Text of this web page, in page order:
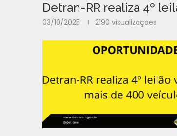
Detran-RR realiza 4º
03/10/2025 2190 visualizações